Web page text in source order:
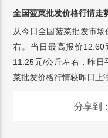
全国菠菜批发价格行情走
从今日全国菠菜批发市
右。当日最高报价
11.25元/公斤左右，昨
菜批发价格行情较昨日上
分享到：